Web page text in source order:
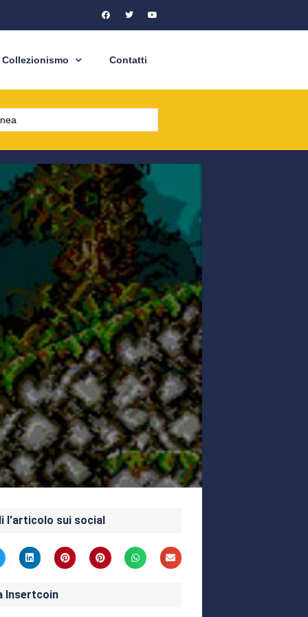
Collezionismo Contatti
l'articolo sui social
Insertcoin